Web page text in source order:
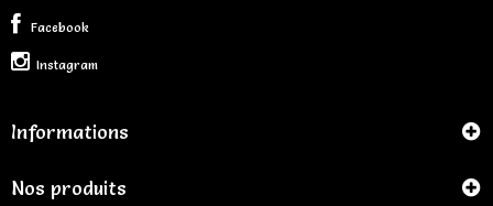
Facebook
Instagram
Informations
Nos produits